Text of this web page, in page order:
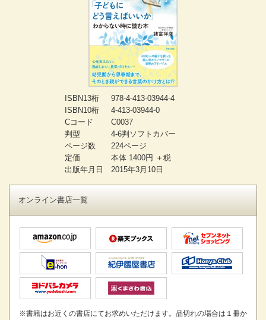
ISBN13桁
978-4-413-03944-4
ISBN10桁
4-413-03944-0
Cコード
C0037
判型
4-6判ソフトカバー
ページ数
224ページ
定価
本体 1400円 ＋税
出版年月日
2015年3月10日
オンライン書店一覧
※書籍はお近くの書店にてお求めいただけます。品切れの場合は１冊か